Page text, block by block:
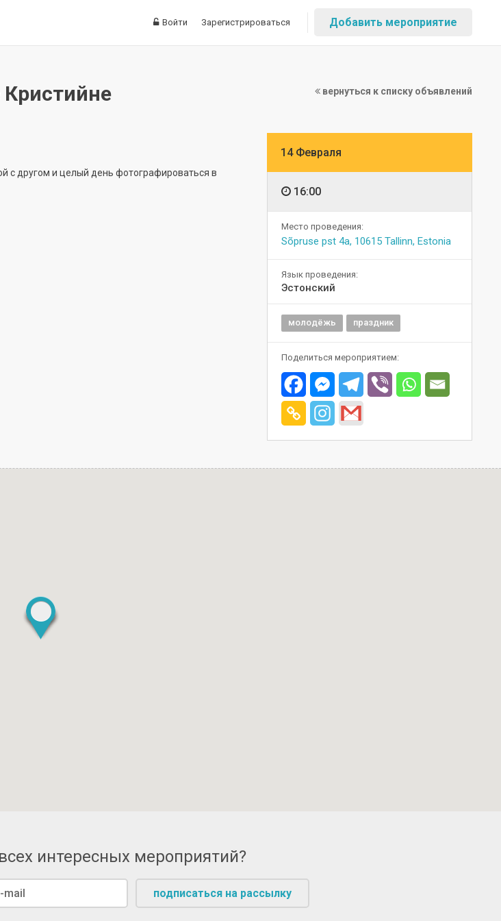
Войти Зарегистрироваться Добавить мероприятие
вернуться к списку объявлений
с другом и целый день фотографироваться в
14 Февраля
16:00
Место проведения:
Sõpruse pst 4a, 10615 Tallinn, Estonia
Язык проведения:
Эстонский
молодёжь праздник
Поделиться мероприятием:
интересных мероприятий?
подписаться на рассылку